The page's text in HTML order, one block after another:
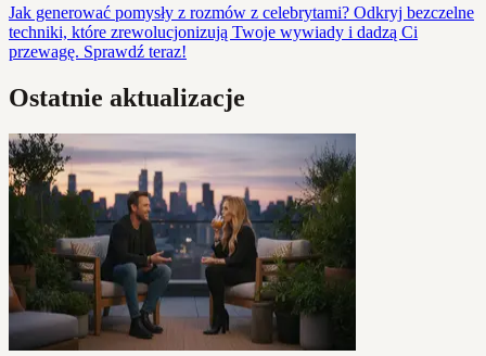
Jak generować pomysły z rozmów z celebrytami? Odkryj bezczelne
techniki, które zrewolucjonizują Twoje wywiady i dadzą Ci
przewagę. Sprawdź teraz!
Ostatnie aktualizacje